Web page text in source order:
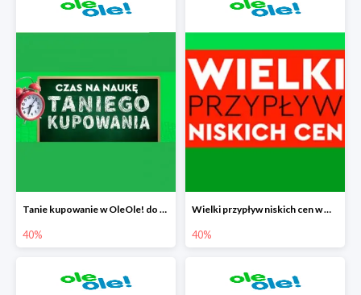
Tanie kupowanie w OleOle! do -40%
40%
Wielki przypływ niskich cen w OleOle! do -40%
40%